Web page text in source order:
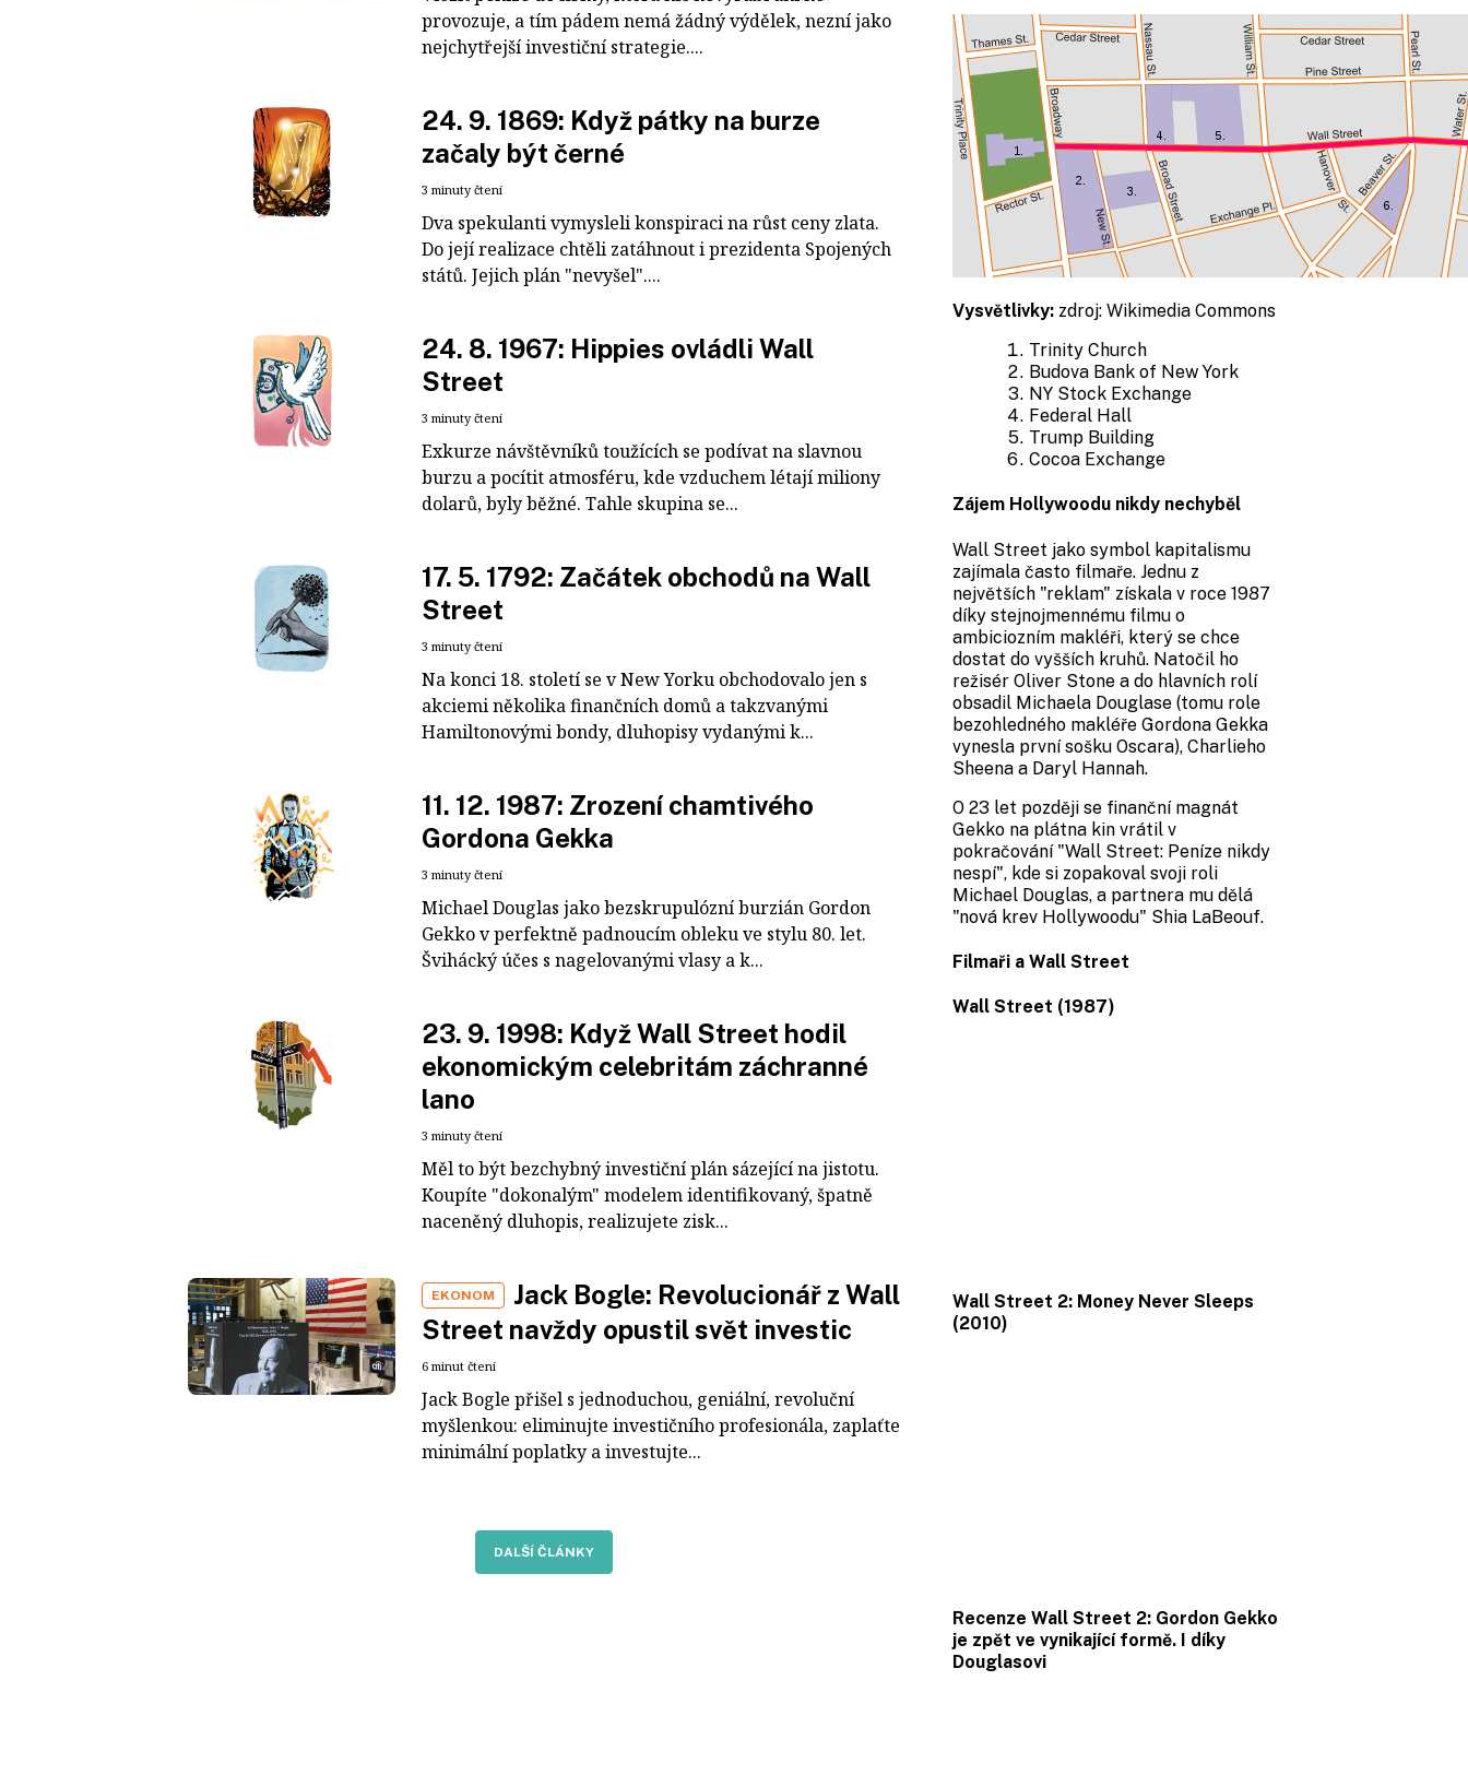
provozuje, a tím pádem nemá žádný výdělek, nezní jako
nejchytřejší investiční strategie....
24. 9. 1869: Když pátky na burze
začaly být černé
3 minuty čtení
Dva spekulanti vymysleli konspiraci na růst ceny zlata.
Do její realizace chtěli zatáhnout i prezidenta Spojených
států. Jejich plán "nevyšel"....
24. 8. 1967: Hippies ovládli Wall
Street
3 minuty čtení
Exkurze návštěvníků toužících se podívat na slavnou
burzu a pocítit atmosféru, kde vzduchem létají miliony
dolarů, byly běžné. Tahle skupina se...
17. 5. 1792: Začátek obchodů na Wall
Street
3 minuty čtení
Na konci 18. století se v New Yorku obchodovalo jen s
akciemi několika finančních domů a takzvanými
Hamiltonovými bondy, dluhopisy vydanými k...
11. 12. 1987: Zrození chamtivého
Gordona Gekka
3 minuty čtení
Michael Douglas jako bezskrupulózní burzián Gordon
Gekko v perfektně padnoucím obleku ve stylu 80. let.
Švihácký účes s nagelovanými vlasy a k...
23. 9. 1998: Když Wall Street hodil
ekonomickým celebritám záchranné
lano
3 minuty čtení
Měl to být bezchybný investiční plán sázející na jistotu.
Koupíte "dokonalým" modelem identifikovaný, špatně
naceněný dluhopis, realizujete zisk...
EKONOM
Jack Bogle: Revolucionář z Wall
Street navždy opustil svět investic
6 minut čtení
Jack Bogle přišel s jednoduchou, geniální, revoluční
myšlenkou: eliminujte investičního profesionála, zaplaťte
minimální poplatky a investujte...
DALŠÍ ČLÁNKY
Vysvětlivky: zdroj: Wikimedia Commons
Trinity Church
Budova Bank of New York
NY Stock Exchange
Federal Hall
Trump Building
Cocoa Exchange
Zájem Hollywoodu nikdy nechyběl
Wall Street jako symbol kapitalismu
zajímala často filmaře. Jednu z
největších "reklam" získala v roce 1987
díky stejnojmennému filmu o
ambiciozním makléři, který se chce
dostat do vyšších kruhů. Natočil ho
režisér Oliver Stone a do hlavních rolí
obsadil Michaela Douglase (tomu role
bezohledného makléře Gordona Gekka
vynesla první sošku Oscara), Charlieho
Sheena a Daryl Hannah.
O 23 let později se finanční magnát
Gekko na plátna kin vrátil v
pokračování "Wall Street: Peníze nikdy
nespí", kde si zopakoval svoji roli
Michael Douglas, a partnera mu dělá
"nová krev Hollywoodu" Shia LaBeouf.
Filmaři a Wall Street
Wall Street (1987)
Wall Street 2: Money Never Sleeps
(2010)
Recenze Wall Street 2: Gordon Gekko
je zpět ve vynikající formě. I díky
Douglasovi